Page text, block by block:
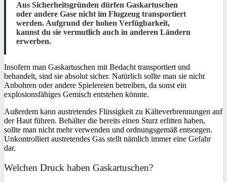
Aus Sicherheitsgründen dürfen Gaskartuschen
oder andere Gase nicht im Flugzeug transportiert
werden. Aufgrund der hohen Verfügbarkeit,
kannst du sie vermutlich auch in anderen Ländern
erwerben.
Insofern man Gaskartuschen mit Bedacht transportiert und
behandelt, sind sie absolut sicher. Natürlich sollte man sie nicht
Anbohren oder andere Spielereien betreiben, da sonst ein
explosionsfähiges Gemisch entstehen könnte.
Außerdem kann austretendes Flüssigkeit zu Kälteverbrennungen auf
der Haut führen. Behälter die bereits einen Sturz erlitten haben,
sollte man nicht mehr verwenden und ordnungsgemäß entsorgen.
Unkontrolliert austretendes Gas stellt nämlich immer eine Gefahr
dar.
Welchen Druck haben Gaskartuschen?